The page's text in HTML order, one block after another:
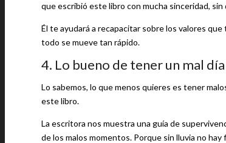
que escribió este libro con mucha sinceridad,
Él te ayudará a recapacitar sobre los valores
todo se mueve tan rápido.
4. Lo bueno de tener un mal
Lo sabemos, lo que menos quieres es tener
este libro.
La escritora nos muestra una guía de
de los malos momentos. Porque sin lluvia no hay